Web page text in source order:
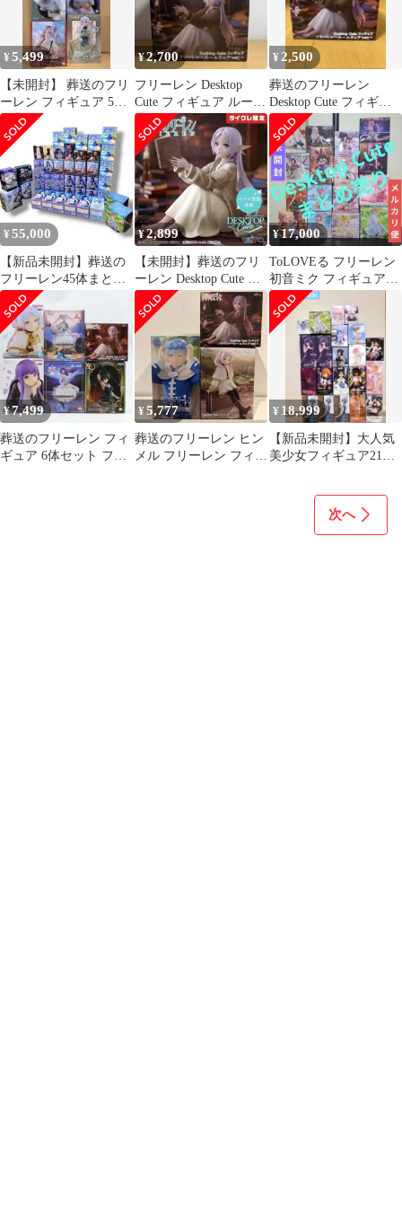
¥5,499
【未開封】 葬送のフリ
ーレン フィギュア 5点
セット
¥2,700
フリーレン Desktop
Cute フィギュア ルーム
ウェアver.
¥ 2,500
葬送のフリーレン
Desktop Cute フィギュ
ア
¥ 55,000
【新品未開封】葬送の
フリーレン45体まとめ
売りフリーレン フェル
ンヒンメルアウラ
¥2,899
【未開封】葬送のフリ
ーレン Desktop Cute 〜
ルームウェア ver.〜
¥17,000
ToLOVEる フリーレン
初音ミク フィギュア
desktopcute 美少女
¥7,499
葬送のフリーレン フィ
ギュア 6体セット フリ
¥5,777
葬送のフリーレン ヒン
メル フリーレン フィギ
¥ 18,999
【新品未開封】大人気
美少女フィギュア21体
次へ